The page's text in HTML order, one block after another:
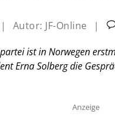
| Autor: JF-Online |
ist in Norwegen
Erna Solberg die
Anzeige